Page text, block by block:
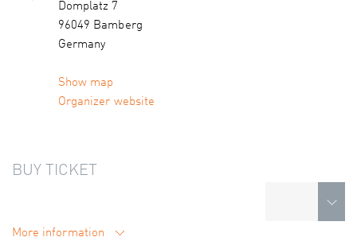
Domplatz 7
96049 Bamberg
Germany
Show map
Organizer website
BUY TICKET
More information